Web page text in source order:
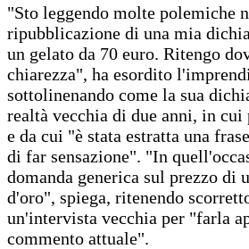
"Sto leggendo molte polemiche
ripubblicazione di una mia
un gelato da 70 euro. Ritengo
chiarezza", ha esordito
sottolinenando come la sua
realtà vecchia di due anni, in cui
e da cui "è stata estratta una
di far sensazione". "In
domanda generica sul prezzo di
d'oro", spiega, ritenendo
un'intervista vecchia per "farla
commento attuale".